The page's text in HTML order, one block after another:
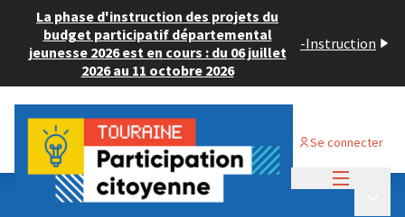
La phase d'instruction des projets du
budget participatif départemental
jeunesse 2026 est en cours : du 06 juillet
2026 au 11 octobre 2026
-Instruction
Se connecter
Budget Participatif ADULTE 2024
💡 Déposer un projet